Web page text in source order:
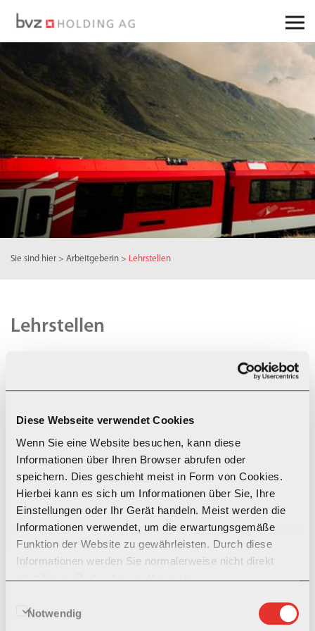
Diese Webseite verwendet Cookies
Wenn Sie eine Website besuchen, kann diese
Informationen über Ihren Browser abrufen oder
speichern. Dies geschieht meist in Form von Cookies.
Hierbei kann es sich um Informationen über Sie, Ihre
Einstellungen oder Ihr Gerät handeln. Meist werden die
Informationen verwendet, um die erwartungsgemäße
Funktion der Website zu gewährleisten. Durch diese
Informationen werden Sie normalerweise nicht direkt
identifiziert. Dadurch kann Ihnen aber ein
Ihr Recht auf Datenschutz respektieren, können Sie sich
Notwendig
Sie sind hier > Arbeitgeberin > Lehrstellen
Lehrstellen
Du suchst einen abwechslungsreichen und spannenden
Einstieg in die Berufswelt? Du bist fasziniert von der Welt des
Wir bieten Lehr- und Praktikumsplätze in folgenden Berufen
an:
Polymechaniker (m/w/d), in Brig, Andermatt und Zermatt
Kaufmann / Kauffrau in Brig
Zusatzlehre als Automatiker / Automatikmonteur (m/w/d) in
Brig